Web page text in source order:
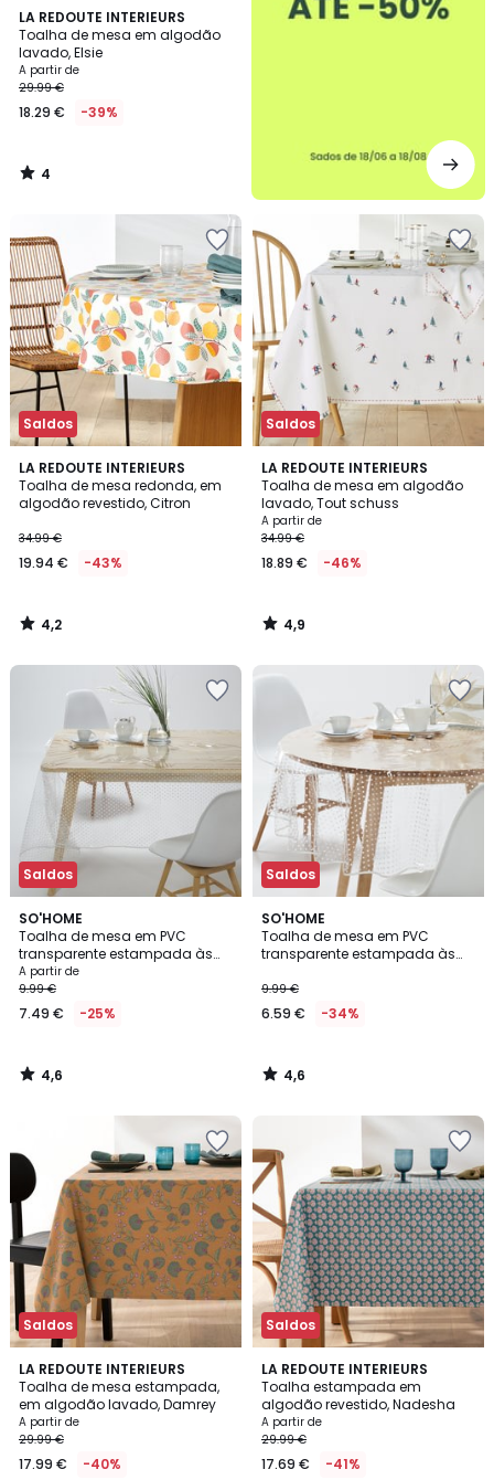
LA REDOUTE INTERIEURS
Toalha de mesa em algodão
lavado, Elsie
A partir de
29.99 €
18.29 € -39%
4
/
5
4
/
Saldos
LA REDOUTE INTERIEURS
Toalha de mesa redonda, em
algodão revestido, Citron
34.99 €
19.94 € -43%
4,2
/ 5
4,2
/
Saldos
LA REDOUTE INTERIEURS
Toalha de mesa em algodão
lavado, Tout schuss
A partir de
34.99 €
18.89 € -46%
4,9
/ 5
4,9
/
Saldos
SO'HOME
Toalha de mesa em PVC
transparente estampada às
bolas
A partir de
9.99 €
7.49 € -25%
4,6
/ 5
4,6
/
Saldos
SO'HOME
Toalha de mesa em PVC
transparente estampada às
9.99 €
6.59 € -34%
4,6
/ 5
4,6
/
Saldos
LA REDOUTE INTERIEURS
Toalha de mesa estampada,
em algodão lavado, Damrey
A partir de
29.99 €
17.99 € -40%
4,6
/ 5
Saldos
LA REDOUTE INTERIEURS
Toalha estampada em
algodão revestido, Nadesha
A partir de
29.99 €
17.69 € -41%
4,7
/ 5